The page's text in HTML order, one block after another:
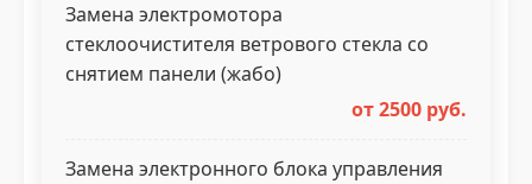
Замена электромотора
стеклоочистителя ветрового стекла со
снятием панели (жабо)
от 2500 руб.
Замена электронного блока управления